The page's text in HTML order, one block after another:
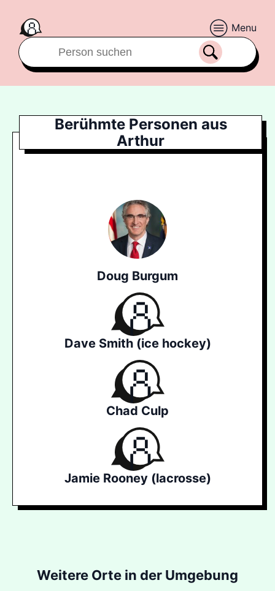
Menu
Berühmte Personen aus
Arthur
Doug Burgum
Dave Smith (ice hockey)
Chad Culp
Jamie Rooney (lacrosse)
Weitere Orte in der Umgebung